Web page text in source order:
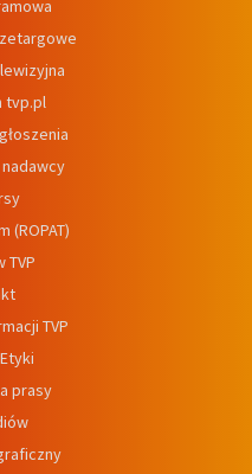
tvp.pl
(ROPAT)
TVP
TVP
prasy